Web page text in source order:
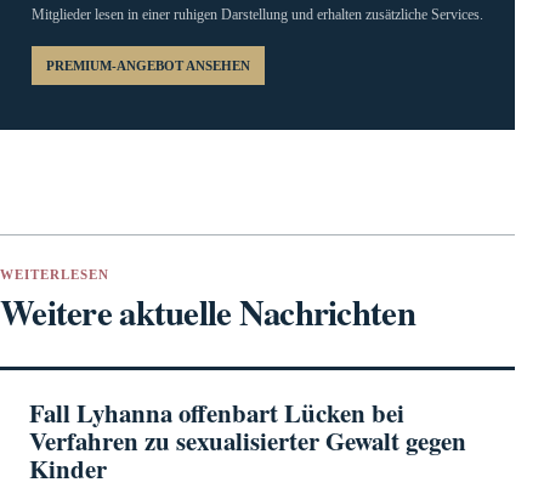
Mitglieder lesen in einer ruhigen Darstellung und erhalten zusätzliche Services.
PREMIUM-ANGEBOT ANSEHEN
WEITERLESEN
Weitere aktuelle Nachrichten
Fall Lyhanna offenbart Lücken bei
Verfahren zu sexualisierter Gewalt gegen
Kinder